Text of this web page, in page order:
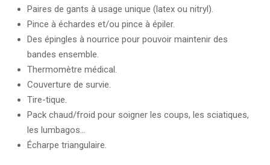
Paires de gants à usage unique (latex ou nitryl).
Pince à échardes et/ou pince à épiler.
Des épingles à nourrice pour pouvoir maintenir des
bandes ensemble.
Thermomètre médical.
Couverture de survie.
Tire-tique.
Pack chaud/froid pour soigner les coups, les sciatiques,
les lumbagos…
Écharpe triangulaire.